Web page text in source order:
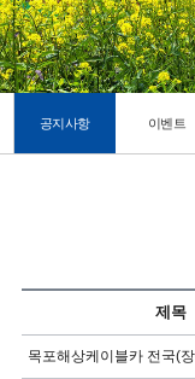
공지사항 이벤트
제목